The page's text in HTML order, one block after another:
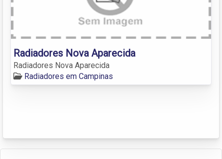
Radiadores Nova Aparecida
Radiadores Nova Aparecida
Radiadores em Campinas